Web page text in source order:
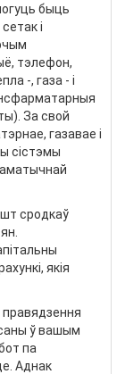
быць
і
тэлефон,
-, газа - і
За свой
газавае і
сістэмы
сродкаў
якія
ў вашым
па
Аднак